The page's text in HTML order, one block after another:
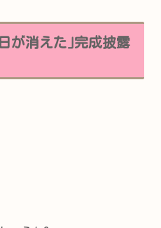
が消えた｣完成披露